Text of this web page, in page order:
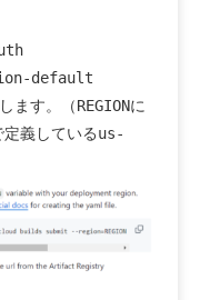
default
ます。（REGIONに
義しているus-